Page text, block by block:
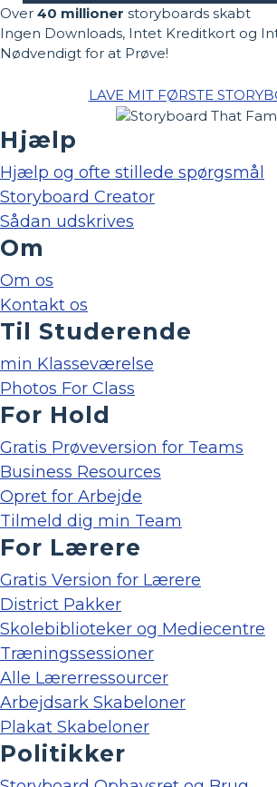
Over 40 millioner storyboards skabt
Ingen Downloads, Intet Kreditkort og
Nødvendigt for at Prøve!
LAVE MIT FØRSTE
Hjælp
Hjælp og ofte stillede spørgsmål
Storyboard Creator
Sådan udskrives
Om
Om os
Kontakt os
Til Studerende
min Klasseværelse
Photos For Class
For Hold
Gratis Prøveversion for Teams
Business Resources
Opret for Arbejde
Tilmeld dig min Team
For Lærere
Gratis Version for Lærere
District Pakker
Skolebiblioteker og Mediecentre
Træningssessioner
Alle Lærerressourcer
Arbejdsark Skabeloner
Plakat Skabeloner
Politikker